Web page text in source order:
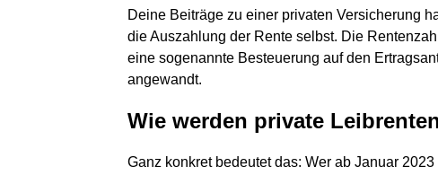
Deine Beiträge zu einer privaten Versicherung
die Auszahlung der Rente selbst. Die
eine sogenannte Besteuerung auf den
angewandt.
Wie werden private
Ganz konkret bedeutet das: Wer ab Januar